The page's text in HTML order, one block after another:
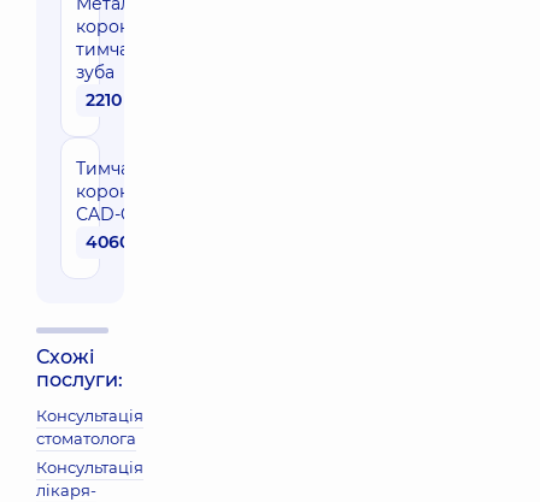
коронка
тимчасового
зуба
2210 грн
Тимчасова
коронка
СAD-CAM
4060 грн
Схожі
послуги:
Консультація
стоматолога
Консультація
лікаря-